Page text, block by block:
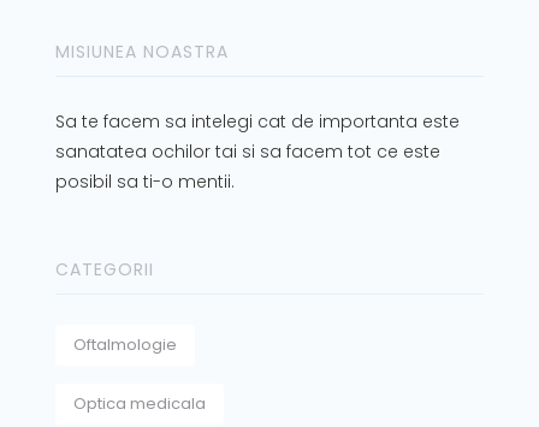
MISIUNEA NOASTRA
Sa te facem sa intelegi cat de importanta este
sanatatea ochilor tai si sa facem tot ce este
posibil sa ti-o mentii.
CATEGORII
Oftalmologie
Optica medicala